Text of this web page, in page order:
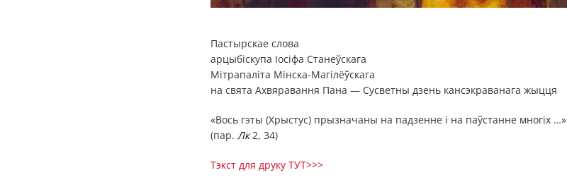
Пастырскае слова
арцыбіскупа Іосіфа Станеўскага
Мітрапаліта Мінска-Магілёўскага
на свята Ахвяравання Пана — Сусветны дзень кансэкраванага жыцця
«Вось гэты (Хрыстус) прызначаны на падзенне і на паўстанне многіх …»
(пар. Лк2, 34)
Тэкст для друку ТУТ>>>